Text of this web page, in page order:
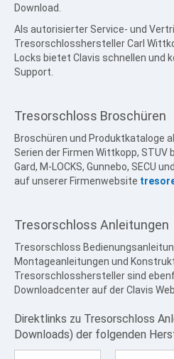
BERATUNG KONTAKT
Zertifizierter
Tresor /
Deposittresor /
Tresorraum /
Download.
Als autorisierter Service- und
Tresorschlosshersteller Carl
Locks bietet Clavis schnellen und
Support.
Tresorschloss Broschüren
Broschüren und Produktkataloge
Serien der Firmen Wittkopp, STUV
Gard, M-LOCKS, Gunnebo, SECU
auf unserer Firmenwebsite
Tresorschloss Anleitungen
Tresorschloss
Montageanleitungen und
Tresorschlosshersteller sind
Downloadcenter auf der Clavis
Direktlinks zu Tresorschloss
Downloads) der folgenden